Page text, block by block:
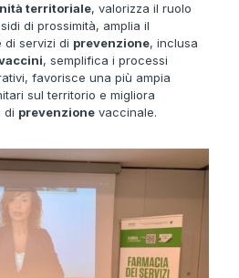
territoriale, valorizza il ruolo
di prossimità, amplia il
di servizi di prevenzione, inclusa
, semplifica i processi
favorisce una più ampia
sul territorio e migliora
di prevenzione vaccinale.